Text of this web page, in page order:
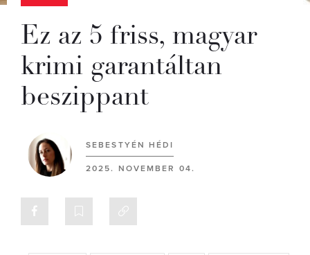
Ez az 5 friss, magyar
krimi garantáltan
beszippant
SEBESTYÉN HÉDI
2025. NOVEMBER 04.